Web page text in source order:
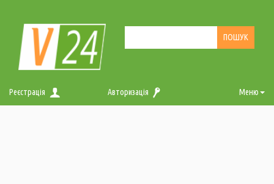
Реєстрація Авторизація Меню